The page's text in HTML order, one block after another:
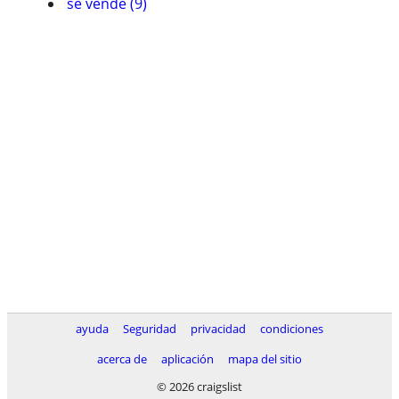
ayuda Seguridad privacidad
condiciones
acerca de
aplicación
mapa del sitio
© 2026 craigslist